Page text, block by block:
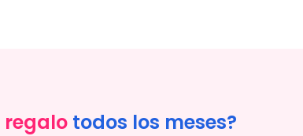
regalo todos los meses?